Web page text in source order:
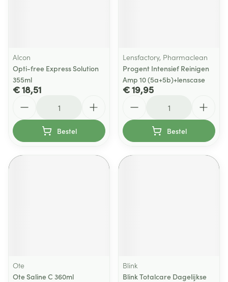
Alcon
Opti-free Express Solution
355ml
€ 18,51
Bestel
Lensfactory, Pharmaclean
Progent Intensief Reinigen
Amp 10 (5a+5b)+lenscase
€ 19,95
Bestel
Ote
Ote Saline C 360ml
Blink
Blink Totalcare Dagelijkse